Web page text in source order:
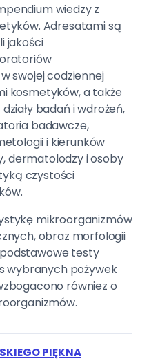
wiedzy z
Adresatami są
jakości
swojej codziennej
kosmetyków, a także
badań i wdrożeń,
badawcze,
i kierunków
dermatolodzy i osoby
czystości
mikroorganizmów
obraz morfologii
testy
wybranych pożywek
równiez o
PIĘKNA